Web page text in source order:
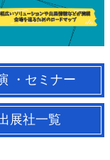
ス・多彩な商材～
2022 検査・校正特集
・セミナー
展社一覧